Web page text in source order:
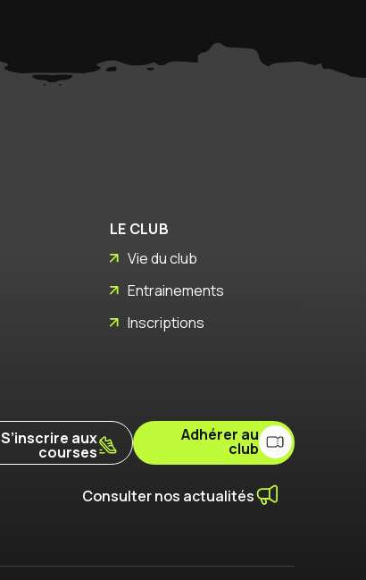
LE CLUB
Vie du club
Entrainements
Inscriptions
S’inscrire aux
courses
Adhérer au
club
Consulter nos actualités